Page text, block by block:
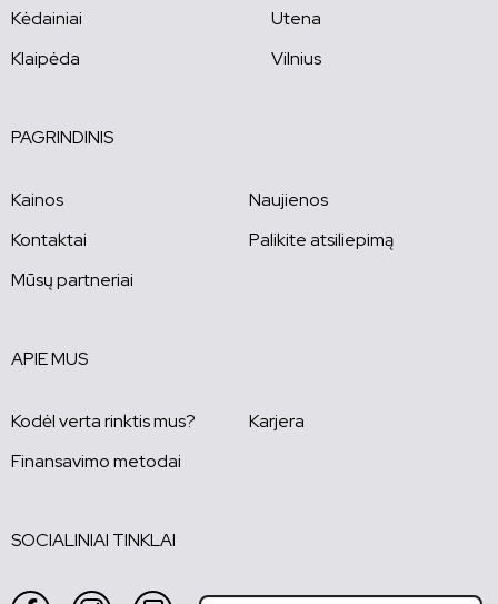
Kėdainiai
Klaipėda
Utena
Vilnius
PAGRINDINIS
Kainos
Naujienos
Kontaktai
Palikite atsiliepimą
Mūsų partneriai
APIE MUS
Kodėl verta rinktis mus?
Karjera
Finansavimo metodai
SOCIALINIAI TINKLAI